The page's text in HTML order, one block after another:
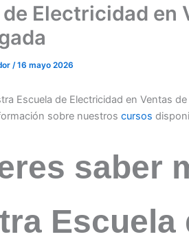
Electricidad en
/16 mayo 2026
Escuela de Electricidad en Ventas
sobre nuestros cursos
saber